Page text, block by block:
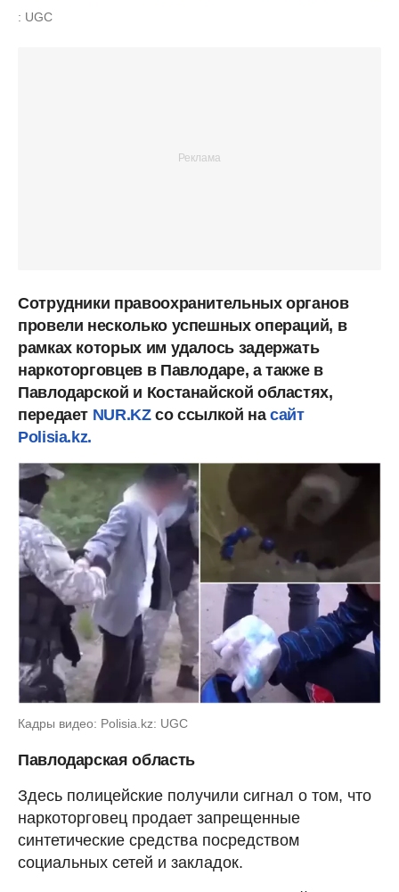
: UGC
Сотрудники правоохранительных органов
провели несколько успешных операций, в
рамках которых им удалось задержать
наркоторговцев в Павлодаре, а также в
Павлодарской и Костанайской областях,
передает NUR.KZсо ссылкой насайт
Polisia.kz.
Кадры видео: Polisia.kz: UGC
Павлодарская область
Здесь полицейские получили сигнал о том, что
наркоторговец продает запрещенные
синтетические средства посредством
социальных сетей и закладок.